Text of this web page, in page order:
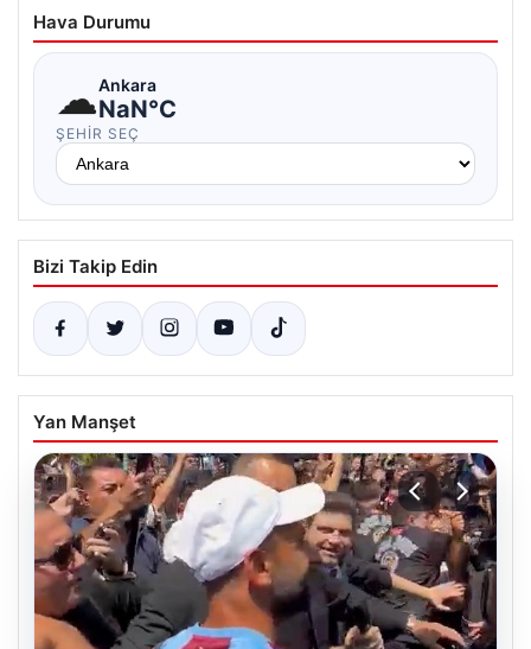
Hava Durumu
☁Ankara
NaN°C
ŞEHIR SEÇ
Bizi Takip Edin
Yan Manşet